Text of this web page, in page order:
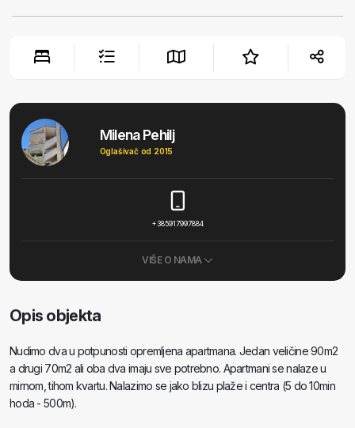
Milena Pehilj
Oglašivač od 2015
+385917997884
VIŠE O NAMA
Opis objekta
Nudimo dva u potpunosti opremljena apartmana. Jedan veličine 90m2
a drugi 70m2 ali oba dva imaju sve potrebno. Apartmani se nalaze u
mirnom, tihom kvartu. Nalazimo se jako blizu plaže i centra (5 do 10min
hoda - 500m).